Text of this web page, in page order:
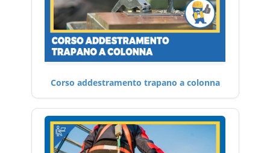
Corso addestramento trapano a colonna